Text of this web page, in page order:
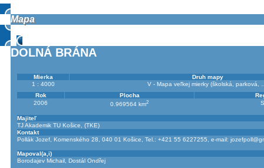
Mapa
Mapa
DOLNÁ BRÁNA
Mierka
Druh mapy
1 : 4000
V - Mapa veľkej mierky (školská, parková,
Rok
Plocha
2006
0.969564 km2
Majiteľ
TJ Akademik TU Košice, (TKE)
Kontakt
Pollák Jozef, Komenského 28, 040 01 Košice, Tel.: +421 55 6227255, e-mail:
Mapoval(a,i)
Borodajev Michail , Dostál Ondřej